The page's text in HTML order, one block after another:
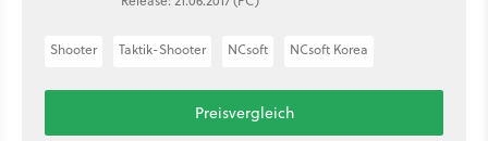
Shooter Taktik-Shooter NCsoft NCsoft Korea
Preisvergleich